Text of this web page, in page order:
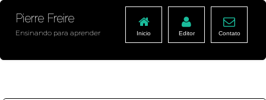
Pierre Freire
Ensinando para aprender Inicio Editor Contato